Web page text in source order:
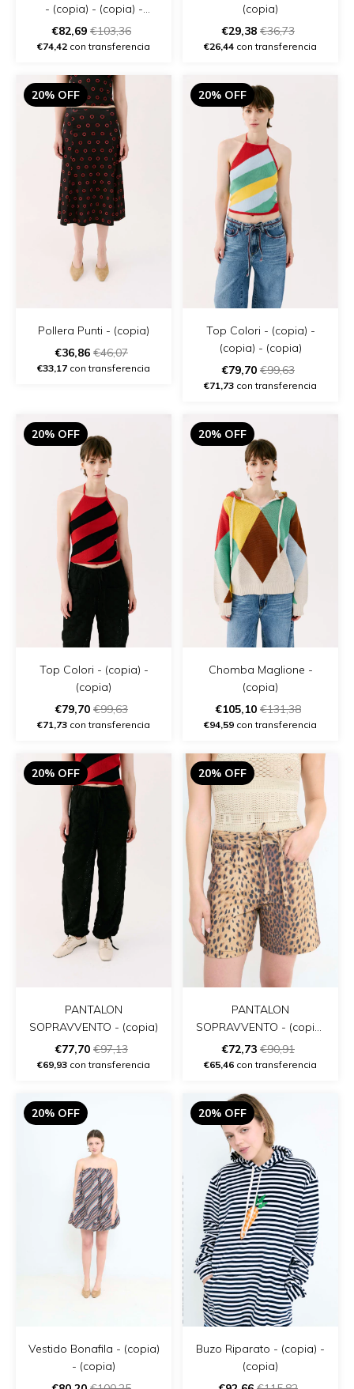
- (copia) - (copia) -
(copia) - (copia) - (copia)
- (copia)
€82,69 €103,36
€74,42 con transferencia
(copia)
€29,38 €36,73
€26,44 con transferencia
20% OFF
Pollera Punti - (copia)
€36,86 €46,07
€33,17 con transferencia
20% OFF
Top Colori - (copia) -
(copia) - (copia)
€79,70 €99,63
€71,73 con transferencia
20% OFF
Top Colori - (copia) -
(copia)
€79,70 €99,63
€71,73 con transferencia
20% OFF
Chomba Maglione -
(copia)
€105,10 €131,38
€94,59 con transferencia
20% OFF
PANTALON
SOPRAVVENTO - (copia)
€77,70 €97,13
€69,93 con transferencia
20% OFF
PANTALON
SOPRAVVENTO - (copia)
- (copia) - (copia)
€72,73 €90,91
€65,46 con transferencia
20% OFF
Vestido Bonafila - (copia)
- (copia)
20% OFF
Buzo Riparato - (copia) -
(copia)